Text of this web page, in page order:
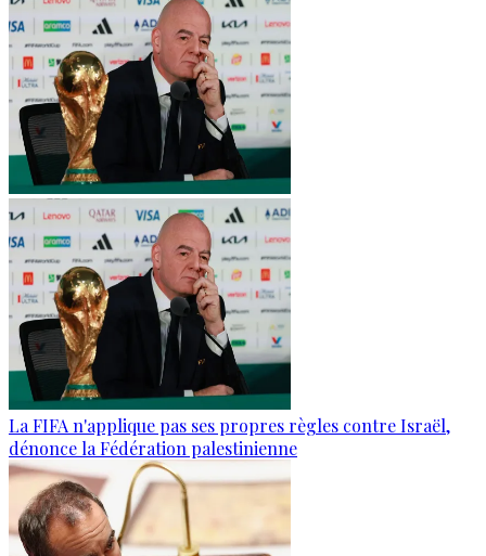
La FIFA n'applique pas ses propres règles contre Israël,
dénonce la Fédération palestinienne